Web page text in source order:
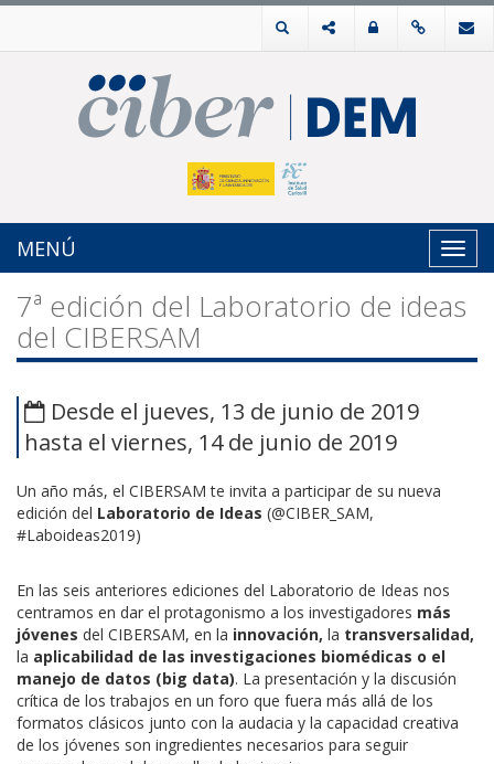
MENÚ
7ª edición del Laboratorio de ideas
del CIBERSAM
Desde el jueves, 13 de junio de 2019
hasta el viernes, 14 de junio de 2019
Un año más, el CIBERSAM te invita a participar de su nueva
edición del Laboratorio de Ideas (@CIBER_SAM,
#Laboideas2019)
En las seis anteriores ediciones del Laboratorio de Ideas nos
centramos en dar el protagonismo a los investigadores más
jóvenes del CIBERSAM, en la innovación, la transversalidad,
la aplicabilidad de las investigaciones biomédicas o el
manejo de datos (big data). La presentación y la discusión
crítica de los trabajos en un foro que fuera más allá de los
formatos clásicos junto con la audacia y la capacidad creativa
de los jóvenes son ingredientes necesarios para seguir